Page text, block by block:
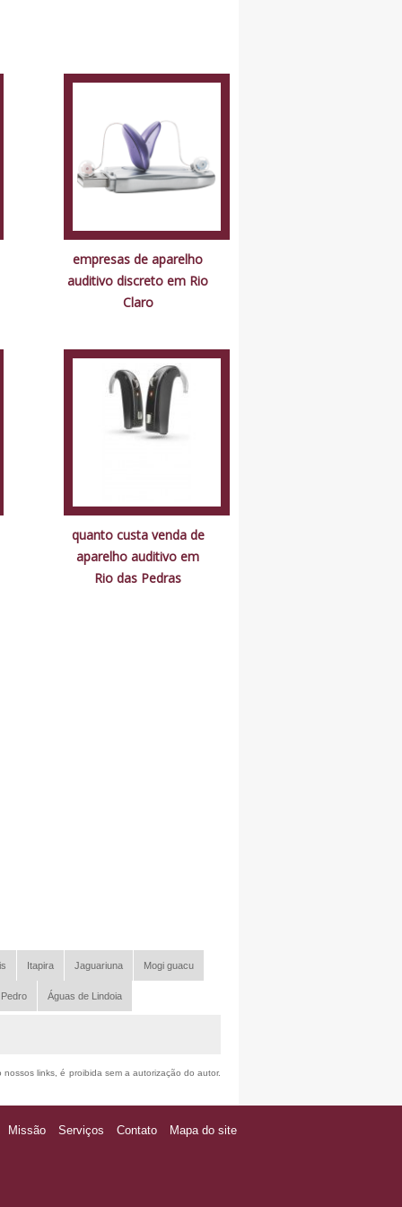
empresas de aparelho
auditivo discreto em Rio
Claro
quanto custa venda de
aparelho auditivo em
Rio das Pedras
Itapira Jaguariuna Mogi guacu
Águas de Lindoia
links, é proibida sem a autorização do autor.
Missão Serviços Contato Mapa do site